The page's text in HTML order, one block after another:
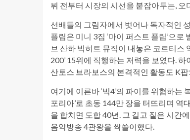
뷔 전부터 시장의 시선을 붙잡아두는,
선배들의 그림자에서 벗어나 독자적인
플립은 미니 3집 ‘마이 퍼스트 플립’으
브 산하 빅히트 뮤직이 내놓은 코르티스
200’ 15위에 직행하는 저력을 보였다.
산토스 브라보스의 본격적인 활동도 K
여기에 이른바 ‘빅4’의 파이를 위협하는
포리아’로 초동 144만 장을 터뜨리며 역
을 합치면 도합 40년. 그 길고 짙은 시간
음악방송 4관왕을 싹쓸이했다.